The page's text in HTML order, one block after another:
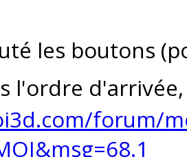
les boutons
l'ordre
forum/